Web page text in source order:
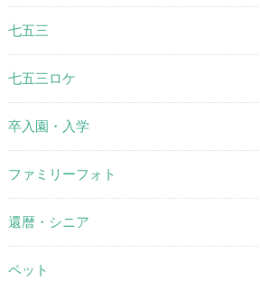
七五三
七五三ロケ
卒入園・入学
ファミリーフォト
還暦・シニア
ペット